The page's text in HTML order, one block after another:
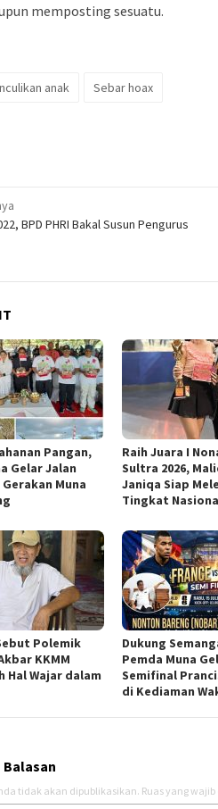
memposting sesuatu.
anak Sebar hoax
BPD PHRI Bakal Susun Pengurus
Pangan,
Gelar Jalan
Muna
Raih Juara I
Sultra 2026,
Janiqa Siap
Tingkat
Polemik
KKMM
Hal Wajar dalam
Dukung
Pemda Muna
Semifinal
di Kediaman
tidak akan dipublikasikan. Ruas yang